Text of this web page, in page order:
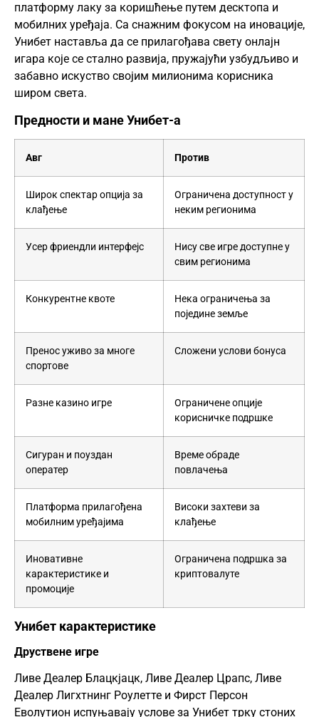
платформу лаку за коришћење путем десктопа и
мобилних уређаја. Са снажним фокусом на иновације,
Унибет наставља да се прилагођава свету онлајн
игара које се стално развија, пружајући узбудљиво и
забавно искуство својим милионима корисника
широм света.
Предности и мане Унибет-а
Авг Против
Широк спектар опција за
клађење
Ограничена доступност у
неким регионима
Усер фриендли интерфејс
Нису све игре доступне у
свим регионима
Конкурентне квоте
Нека ограничења за
поједине земље
Пренос уживо за многе
спортове
Сложени услови бонуса
Разне казино игре
Ограничене опције
корисничке подршке
Сигуран и поуздан
оператер
Време обраде
повлачења
Платформа прилагођена
мобилним уређајима
Високи захтеви за
клађење
Иновативне
карактеристике и
промоције
Ограничена подршка за
криптовалуте
Унибет карактеристике
Друствене игре
Ливе Деалер Блацкјацк, Ливе Деалер Црапс, Ливе
Деалер Лигхтнинг Роулетте и Фирст Персон
Еволутион испуњавају услове за Унибет трку стоних